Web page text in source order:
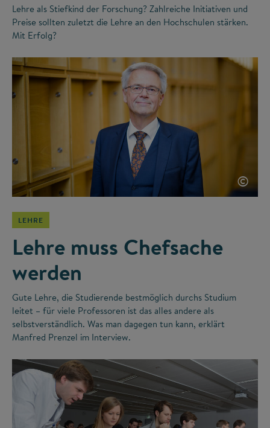
Lehre als Stiefkind der Forschung? Zahlreiche Initiativen und
Preise sollten zuletzt die Lehre an den Hochschulen stärken.
Mit Erfolg?
©
LEHRE
Lehre muss Chefsache
werden
Gute Lehre, die Studierende bestmöglich durchs Studium
leitet – für viele Professoren ist das alles andere als
selbstverständlich. Was man dagegen tun kann, erklärt
Manfred Prenzel im Interview.